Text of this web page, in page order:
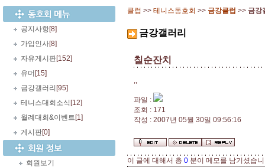
공지사항[8]
가입인사[8]
자유게시판[152]
유머 [15]
금강갤러리 [95]
테니스대회소식 [12]
월례대회&이벤트 [1]
게시판[0]
회원보기
클럽 >> 테니스동호회 >> 금강클럽 >> 금강
금강갤러리
칠순잔치
,,
파일 :
조회 : 171
작성 : 2007년 05월 30일 09:56:16
이 글에 대해서 총 0 분이 메모를 남기셨습